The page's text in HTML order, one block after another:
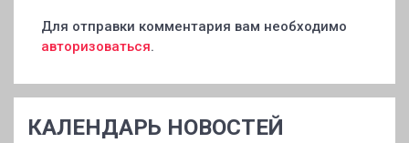
Для отправки комментария вам необходимо
авторизоваться.
КАЛЕНДАРЬ НОВОСТЕЙ